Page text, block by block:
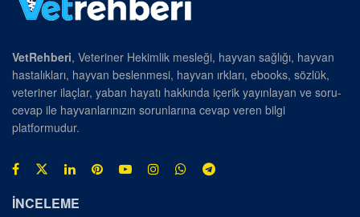
VetRehberi, Veteriner Hekimlik mesleği, hayvan sağlığı, hayvan
hastalıkları, hayvan beslenmesi, hayvan ırkları, ebooks, sözlük,
veteriner ilaçlar, yaban hayatı hakkında içerik yayınlayan ve soru-
cevap ile hayvanlarınızın sorunlarına cevap veren bilgi
platformudur.
İNCELEME